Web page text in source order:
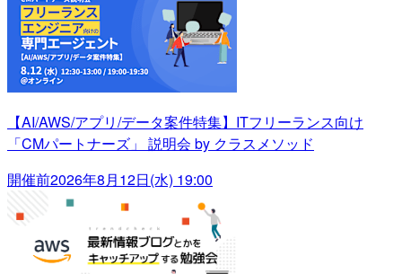
【AI/AWS/アプリ/データ案件特集】ITフリーランス向け
「CMパートナーズ」 説明会 by クラスメソッド
開催前2026年8月12日(水) 19:00